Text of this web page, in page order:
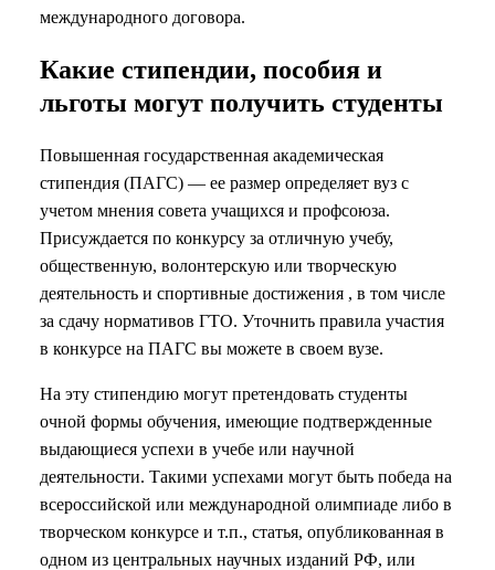
международного договора.
Какие стипендии, пособия и
льготы могут получить студенты
Повышенная государственная академическая
стипендия (ПАГС) — ее размер определяет вуз с
учетом мнения совета учащихся и профсоюза.
Присуждается по конкурсу за отличную учебу,
общественную, волонтерскую или творческую
деятельность и спортивные достижения , в том числе
за сдачу нормативов ГТО. Уточнить правила участия
в конкурсе на ПАГС вы можете в своем вузе.
На эту стипендию могут претендовать студенты
очной формы обучения, имеющие подтвержденные
выдающиеся успехи в учебе или научной
деятельности. Такими успехами могут быть победа на
всероссийской или международной олимпиаде либо в
творческом конкурсе и т.п., статья, опубликованная в
одном из центральных научных изданий РФ, или